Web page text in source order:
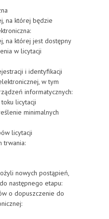
na której będzie
na której jest dostępny
w licytacji
i identyfikacji
w tym
informatycznych:
licytacji
minimalnych
licytacji
trwania:
nowych postąpień,
następnego etapu:
o dopuszczenie do